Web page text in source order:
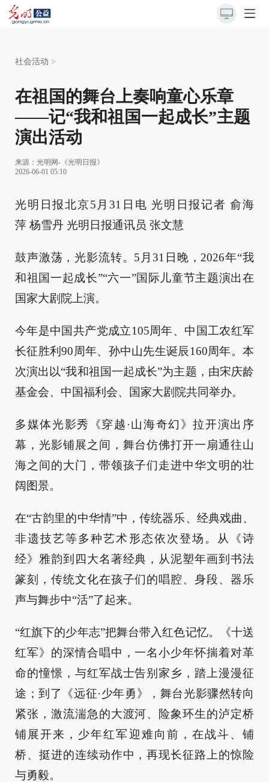
社会活动 >
在祖国的舞台上奏响童心乐章
——记“我和祖国一起成长”主题
演出活动
来源： 光明网-《光明日报》
2026-06-01 05:10
光明日报北京5月31日电 光明日报记者 俞海
萍 杨雪丹 光明日报通讯员 张文慧
鼓声激荡，光影流转。5月31日晚，2026年“我
和祖国一起成长”“六一”国际儿童节主题演出在
国家大剧院上演。
今年是中国共产党成立105周年、中国工农红军
长征胜利90周年、孙中山先生诞辰160周年。本
次演出以“我和祖国一起成长”为主题，由宋庆龄
基金会、中国福利会、国家大剧院共同举办。
多媒体光影秀《穿越·山海奇幻》拉开演出序
幕，光影铺展之间，舞台仿佛打开一扇通往山
海之间的大门，带领孩子们走进中华文明的壮
阔图景。
在“古韵里的中华情”中，传统器乐、经典戏曲、
非遗技艺等多种艺术形态依次登场。从《诗
经》雅韵到四大名著经典，从泥塑年画到书法
篆刻，传统文化在孩子们的唱腔、身段、器乐
声与舞步中“活”了起来。
“红旗下的少年志”把舞台带入红色记忆。《十送
红军》的深情合唱中，一名小少年怀揣着对革
命的憧憬，与红军战士告别家乡，踏上漫漫征
途；到了《远征·少年勇》，舞台光影骤然转向
紧张，激流湍急的大渡河、险象环生的泸定桥
铺展开来，少年红军迎难向前，在战斗、铺
桥、挺进的连续动作中，再现长征路上的惊险
与勇毅。